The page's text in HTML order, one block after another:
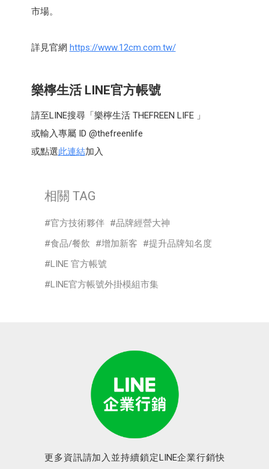
市場。
詳見官網 https://www.12cm.com.tw/
樂檸生活 LINE官方帳號
請至LINE搜尋「樂檸生活 THEFREEN LIFE 」
或輸入專屬 ID @thefreenlife
或點選此連結加入
相關 TAG
官方技術夥伴
品牌經營大神
食品/餐飲
增加新客
提升品牌知名度
LINE 官方帳號
LINE官方帳號外掛模組市集
更多資訊請加入並持續鎖定LINE企業行銷快